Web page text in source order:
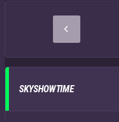
SKYSHOWTIME